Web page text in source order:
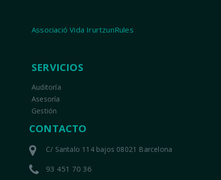
Associació Vida IrurtzunRules
SERVICIOS
Auditoría
Asesoría
Gestión
CONTACTO
C/ Santalo 114 bajos 08021 Barcelona
93 451 70 36